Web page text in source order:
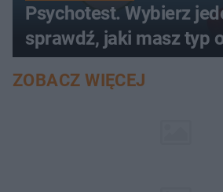
Psychotest. Wybierz
sprawdź, jaki masz typ
ZOBACZ WIĘCEJ